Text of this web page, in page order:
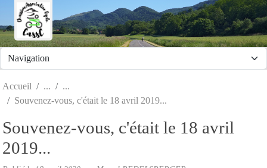
Accueil
Souvenez-vous, c'était le 18 avril 2019...
Souvenez-vous, c'était le 18 avril
2019...
Panneau de gestion des cookies